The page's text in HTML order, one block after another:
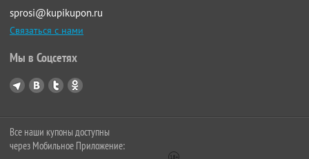
sprosi@kupikupon.ru
Связаться с нами
Мы в Соцсетях
Все наши купоны доступны
через Мобильное Приложение: